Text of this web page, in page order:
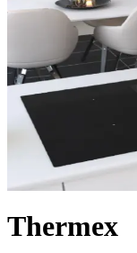
Thermex